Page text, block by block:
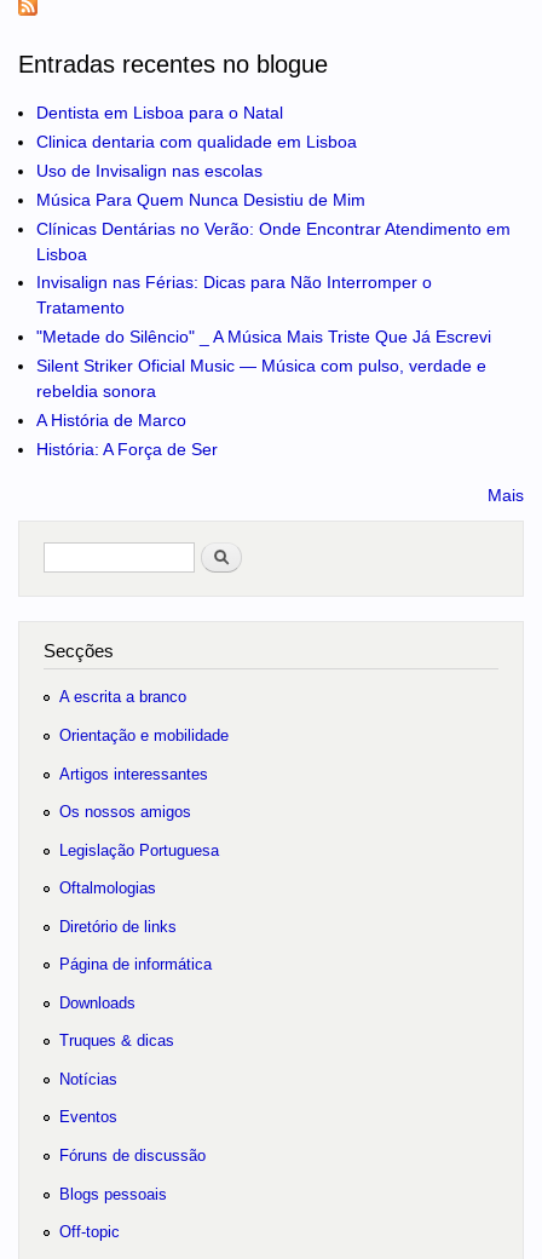
Entradas recentes no blogue
Dentista em Lisboa para o Natal
Clinica dentaria com qualidade em Lisboa
Uso de Invisalign nas escolas
Música Para Quem Nunca Desistiu de Mim
Clínicas Dentárias no Verão: Onde Encontrar Atendimento em
Lisboa
Invisalign nas Férias: Dicas para Não Interromper o
Tratamento
"Metade do Silêncio" _ A Música Mais Triste Que Já Escrevi
Silent Striker Oficial Music — Música com pulso, verdade e
rebeldia sonora
A História de Marco
História: A Força de Ser
Mais
Pesquisar
no portal
Secções
A escrita a branco
Orientação e mobilidade
Artigos interessantes
Os nossos amigos
Legislação Portuguesa
Oftalmologias
Diretório de links
Página de informática
Downloads
Truques & dicas
Notícias
Eventos
Fóruns de discussão
Blogs pessoais
Off-topic